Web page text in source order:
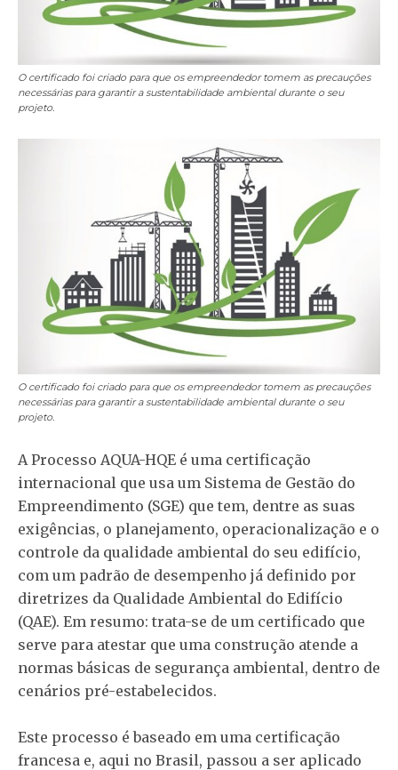
O certificado foi criado para que os empreendedor tomem as precauções
necessárias para garantir a sustentabilidade ambiental durante o seu
projeto.
O certificado foi criado para que os empreendedor tomem as precauções
necessárias para garantir a sustentabilidade ambiental durante o seu
projeto.
A Processo AQUA-HQE é uma certificação
internacional que usa um Sistema de Gestão do
Empreendimento (SGE) que tem, dentre as suas
exigências, o planejamento, operacionalização e o
controle da qualidade ambiental do seu edifício,
com um padrão de desempenho já definido por
diretrizes da Qualidade Ambiental do Edifício
(QAE). Em resumo: trata-se de um certificado que
serve para atestar que uma construção atende a
normas básicas de segurança ambiental, dentro de
cenários pré-estabelecidos.
Este processo é baseado em uma certificação
francesa e, aqui no Brasil, passou a ser aplicado